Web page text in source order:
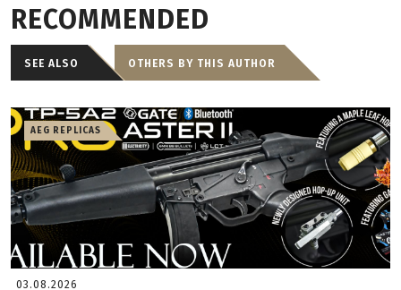
RECOMMENDED
SEE ALSO OTHERS BY THIS AUTHOR
AEG REPLICAS
03.08.2026